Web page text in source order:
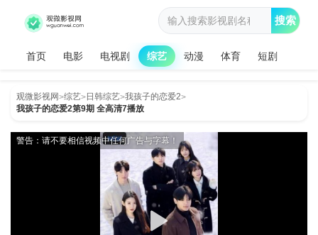
首页 电影 电视剧 综艺 动漫 体育 短剧
搜索
观微影视网>综艺>日韩综艺>我孩子的恋爱2>
我孩子的恋爱2第9期 全高清7播放
警告：请不要相信视频中任何广告与字幕！